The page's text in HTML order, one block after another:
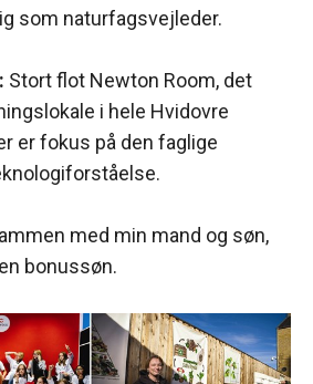
som naturfagsvejleder.
Stort flot Newton Room, det
i hele Hvidovre
er fokus på den faglige
med min mand og søn,
bonussøn.